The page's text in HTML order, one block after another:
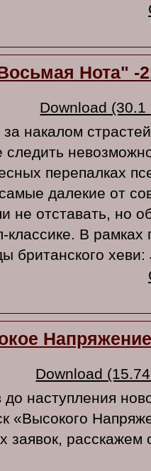
Нота" -
Download (30.1
накалом
следить
перепалках
далекие от
отставать, но
В рамках
британского
Download
до наступления
«Высокого
заявок, расскажем